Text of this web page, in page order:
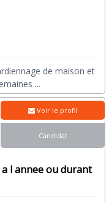
de maison et
...
l annee ou durant
Voir le profil
Candidat